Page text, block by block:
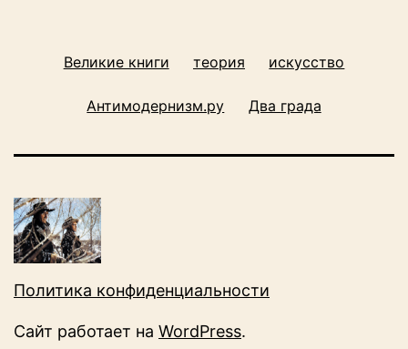
Великие книги теория искусство
Антимодернизм.ру Два града
Политика конфиденциальности
Сайт работает на WordPress.